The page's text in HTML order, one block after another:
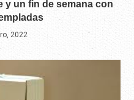
y un fin de semana con
2022